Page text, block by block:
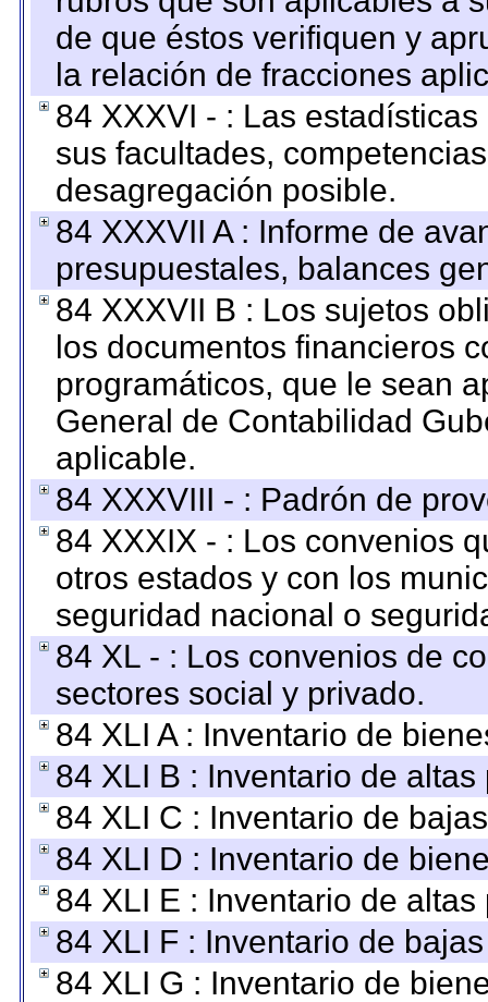
de que éstos verifiquen y
la relación de fracciones
84 XXXVI - : Las
sus facultades,
desagregación posible.
84 XXXVII A : Informe de
presupuestales, balances
84 XXXVII B : Los sujetos
los documentos financieros
programáticos, que le sean
General de Contabilidad
aplicable.
84 XXXVIII - : Padrón de
84 XXXIX - : Los convenios
otros estados y con los
seguridad nacional o
84 XL - : Los convenios de
sectores social y privado.
84 XLI A : Inventario de
84 XLI B : Inventario de
84 XLI C : Inventario de
84 XLI D : Inventario de
84 XLI E : Inventario de
84 XLI F : Inventario de
84 XLI G : Inventario de